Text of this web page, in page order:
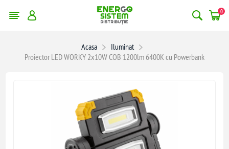
0
Acasa
Iluminat
Proiector LED WORKY 2x10W COB 1200lm 6400K cu Powerbank